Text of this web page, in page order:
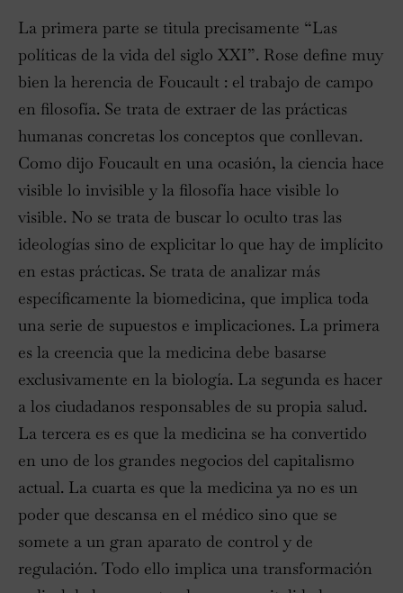
La primera parte se titula precisamente “Las
políticas de la vida del siglo XXI”. Rose define muy
bien la herencia de Foucault : el trabajo de campo
en filosofía. Se trata de extraer de las prácticas
humanas concretas los conceptos que conllevan.
Como dijo Foucault en una ocasión, la ciencia hace
visible lo invisible y la filosofía hace visible lo
visible. No se trata de buscar lo oculto tras las
ideologías sino de explicitar lo que hay de implícito
en estas prácticas. Se trata de analizar más
específicamente la biomedicina, que implica toda
una serie de supuestos e implicaciones. La primera
es la creencia que la medicina debe basarse
exclusivamente en la biología. La segunda es hacer
a los ciudadanos responsables de su propia salud.
La tercera es es que la medicina se ha convertido
en uno de los grandes negocios del capitalismo
actual. La cuarta es que la medicina ya no es un
poder que descansa en el médico sino que se
somete a un gran aparato de control y de
regulación. Todo ello implica una transformación